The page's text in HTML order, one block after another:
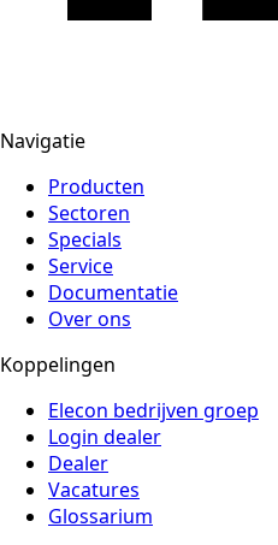
Navigatie
Producten
Sectoren
Specials
Service
Documentatie
Over ons
Koppelingen
Elecon bedrijven groep
Login dealer
Dealer
Vacatures
Glossarium